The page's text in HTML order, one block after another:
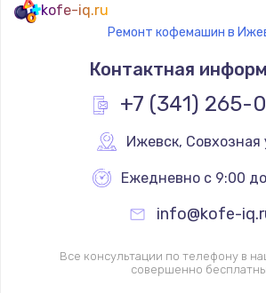
kofe-iq.ru
Ремонт кофемашин в
Контактная
+7 (341) 265-
Ижевск, Совхозная
Ежедневно с 9:00
info@kofe-
Все консультации по телефону в
совершенно бесплатны